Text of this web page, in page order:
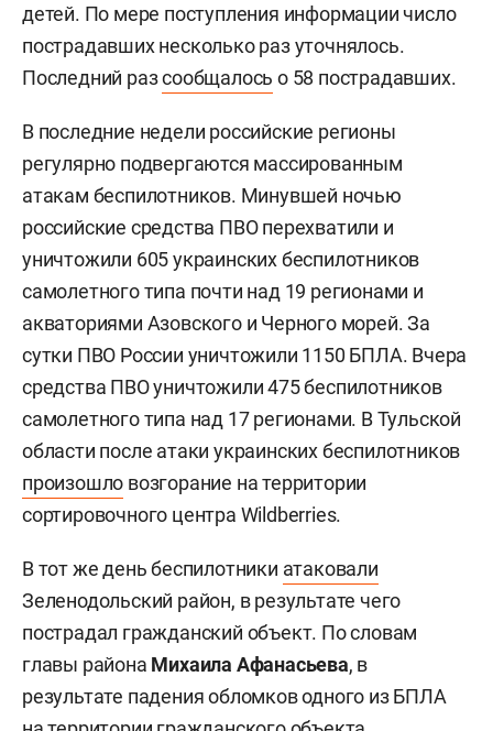
детей. По мере поступления информации число
пострадавших несколько раз уточнялось.
Последний разсообщалось о 58 пострадавших.
В последние недели российские регионы
регулярно подвергаются массированным
атакам беспилотников. Минувшей ночью
российские средства ПВО перехватили и
уничтожили 605 украинских беспилотников
самолетного типа почти над 19 регионами и
акваториями Азовского и Черного морей. За
сутки ПВО России уничтожили 1150 БПЛА. Вчера
средства ПВО уничтожили 475 беспилотников
самолетного типа над 17 регионами. В Тульской
области после атаки украинских беспилотников
произошло возгорание на территории
сортировочного центра Wildberries.
В тот же день беспилотники атаковали
Зеленодольский район, в результате чего
пострадал гражданский объект. По словам
главы района Михаила Афанасьева, в
результате падения обломков одного из БПЛА